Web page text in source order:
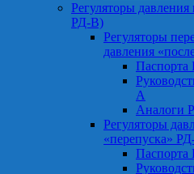
Регуляторы
РД-В)
Регуляторы
давления
А
Аналоги
Регуляторы
«перепуска»
Паспорта